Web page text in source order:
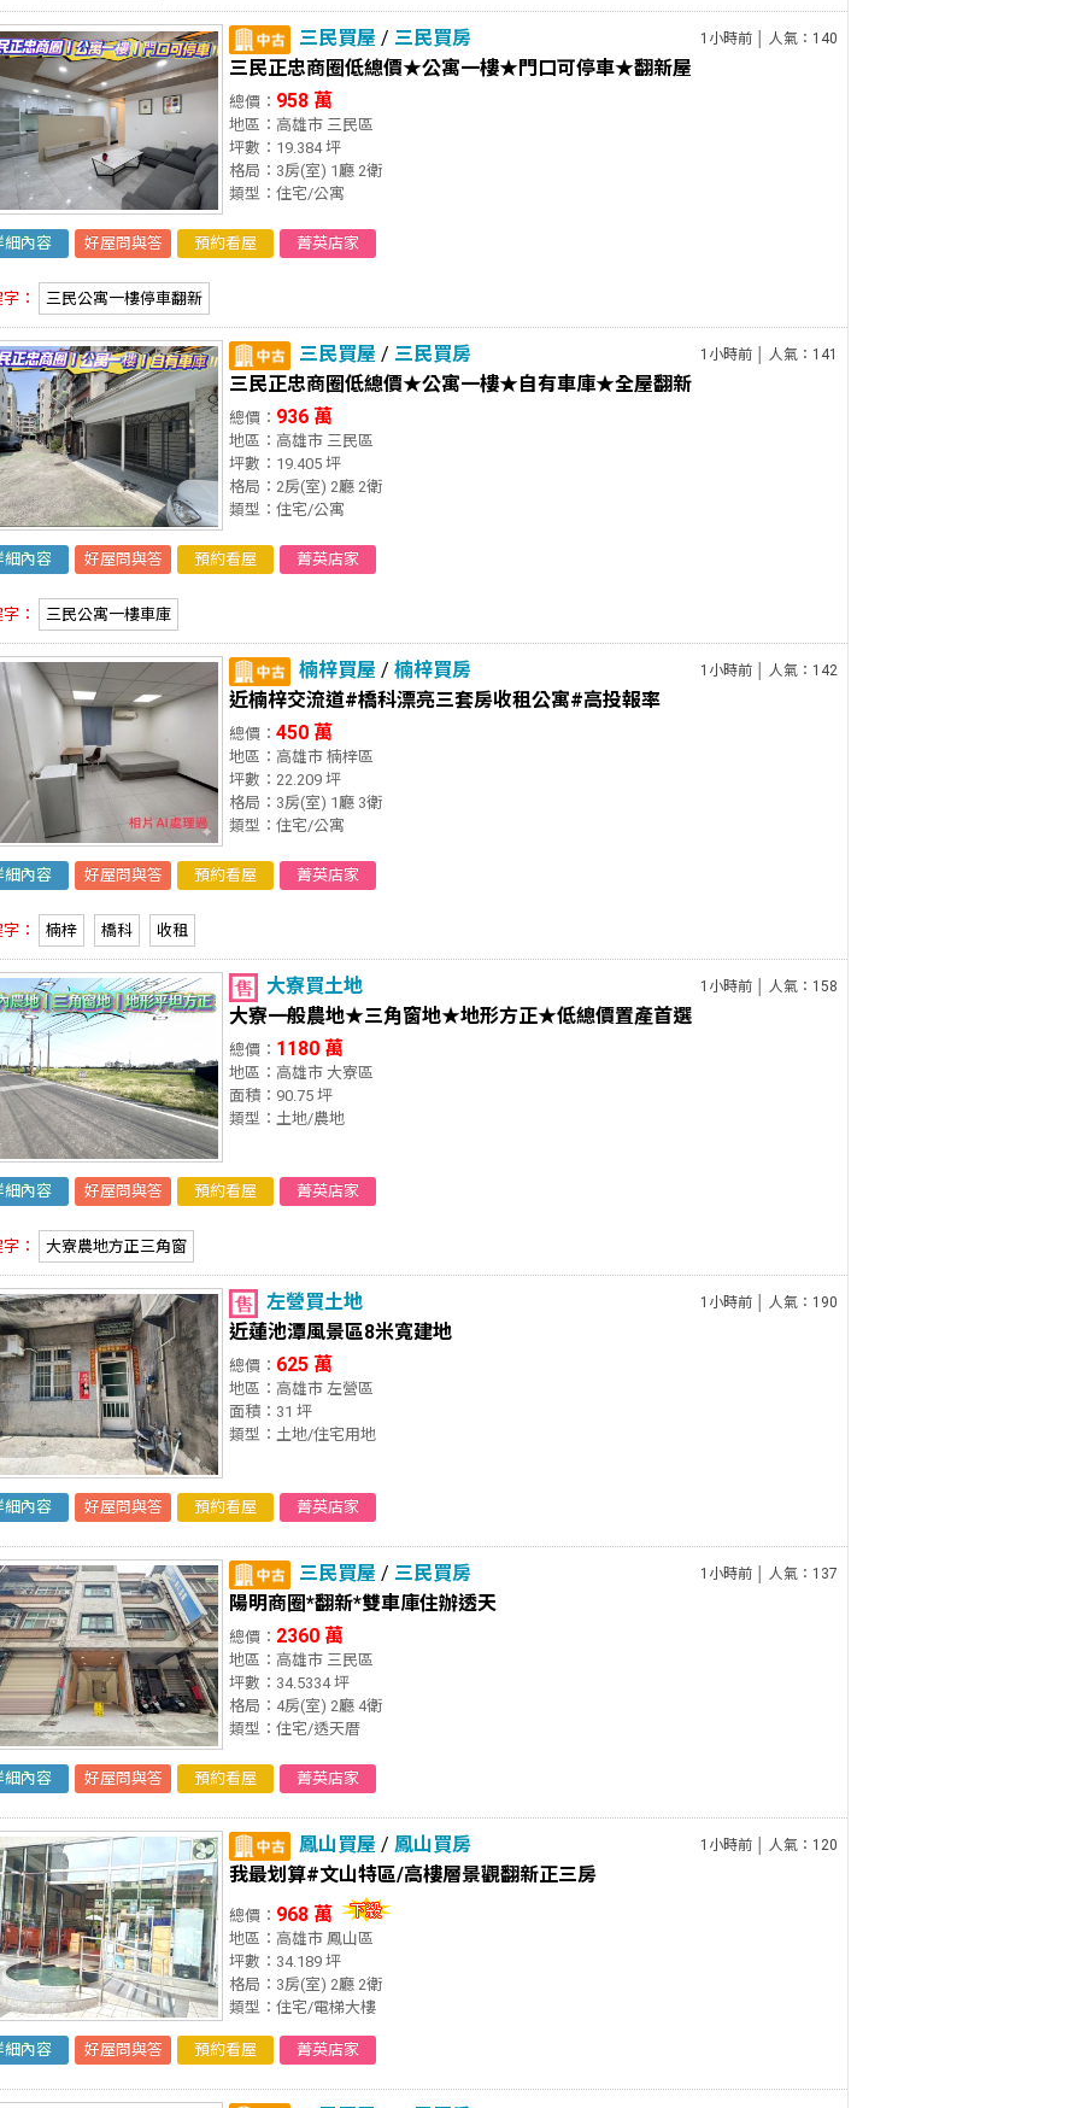
三民買屋 / 三民買房 1小時前 │ 人氣：140
三民正忠商圈低總價★公寓一樓★門口可停車★翻新屋
總價： 958 萬
地區：高雄市 三民區
坪數：19.384 坪
格局：3房(室) 1廳 2衛
類型：住宅/公寓
細內容 好屋問與答 預約看屋 菁英店家
： 三民公寓一樓停車翻新
三民買屋 / 三民買房 1小時前 │ 人氣：141
三民正忠商圈低總價★公寓一樓★自有車庫★全屋翻新
總價： 936 萬
地區：高雄市 三民區
坪數：19.405 坪
格局：2房(室) 2廳 2衛
類型：住宅/公寓
細內容 好屋問與答 預約看屋 菁英店家
： 三民公寓一樓車庫
楠梓買屋 / 楠梓買房 1小時前 │ 人氣：142
近楠梓交流道#橋科漂亮三套房收租公寓#高投報率
總價： 450 萬
地區：高雄市 楠梓區
坪數：22.209 坪
格局：3房(室) 1廳 3衛
類型：住宅/公寓
細內容 好屋問與答 預約看屋 菁英店家
： 楠梓 橋科 收租
大寮買土地 1小時前 │ 人氣：158
大寮一般農地★三角窗地★地形方正★低總價置產首選
總價： 1180 萬
地區：高雄市 大寮區
面積：90.75 坪
類型：土地/農地
細內容 好屋問與答 預約看屋 菁英店家
： 大寮農地方正三角窗
左營買土地 1小時前 │ 人氣：190
近蓮池潭風景區8米寬建地
總價： 625 萬
地區：高雄市 左營區
面積：31 坪
類型：土地/住宅用地
細內容 好屋問與答 預約看屋 菁英店家
三民買屋 / 三民買房 1小時前 │ 人氣：137
陽明商圈*翻新*雙車庫住辦透天
總價： 2360 萬
地區：高雄市 三民區
坪數：34.5334 坪
格局：4房(室) 2廳 4衛
類型：住宅/透天厝
細內容 好屋問與答 預約看屋 菁英店家
鳳山買屋 / 鳳山買房 1小時前 │ 人氣：120
我最划算#文山特區/高樓層景觀翻新正三房
總價： 968 萬
地區：高雄市 鳳山區
坪數：34.189 坪
格局：3房(室) 2廳 2衛
類型：住宅/電梯大樓
細內容 好屋問與答 預約看屋 菁英店家